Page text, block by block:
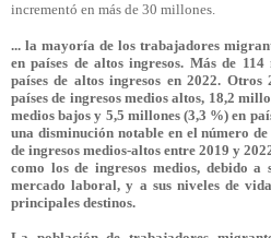
incrementó en más de 30 millones.
... la mayoría de los trabajadores
en países de altos ingresos. Más de
países de altos ingresos en 2022.
países de ingresos medios altos, 18,2
medios bajos y 5,5 millones (3,3 %) en
una disminución notable en el número
de ingresos medios-altos entre 2019 y
como los de ingresos medios, debido a
mercado laboral, y a sus niveles de
principales destinos.